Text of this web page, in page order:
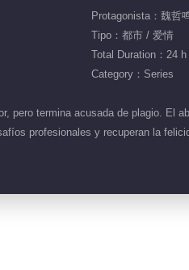
Protagonista：魏哲
Tipo：都市 / 爱情
Total Duration：24
Category：Series
pero termina acusada de plagio. El
profesionales y recuperan la